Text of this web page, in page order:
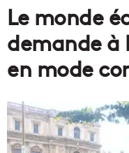
Le monde
demande à
en mode